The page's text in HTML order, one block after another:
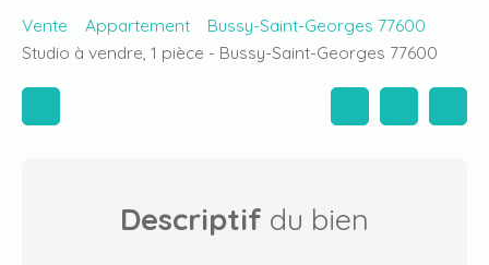
Vente Appartement
Bussy-Saint-Georges 77600
Studio à vendre, 1 pièce - Bussy-Saint-Georges 77600
Descriptif du bien